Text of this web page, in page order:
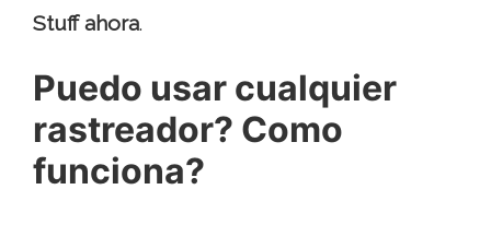
Stuff ahora.
Puedo usar cualquier
rastreador? Como
funciona?